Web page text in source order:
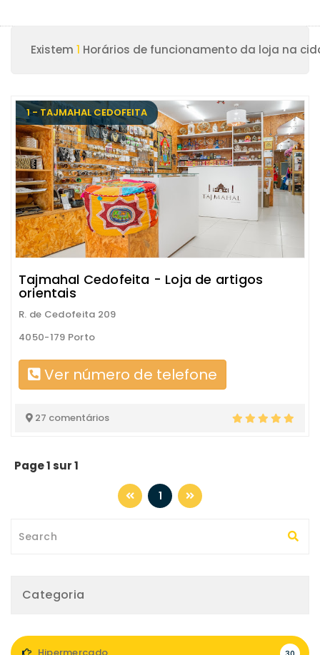
Existem 1 Horários de funcionamento da loja na
1 - TAJMAHAL CEDOFEITA
Tajmahal Cedofeita - Loja de artigos
orientais
R. de Cedofeita 209
4050-179 Porto
Ver número de telefone
27 comentários
Page 1 sur 1
1
Categoria